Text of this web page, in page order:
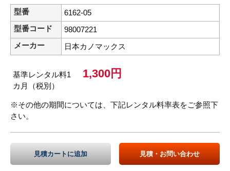
型番
6162-05
型番コード
98007221
メーカー
日本カノマックス
基準レンタル料1
カ月（税別）
1,300円
※その他の期間については、下記レンタル料率表をご参照下
さい。
見積カートに追加 見積・お問い合わせ